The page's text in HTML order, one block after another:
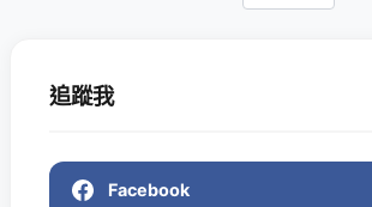
追蹤我
Facebook